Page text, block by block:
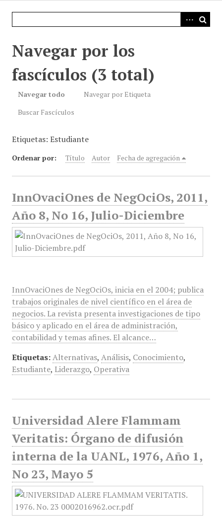
Navegar por los
fascículos (3 total)
Navegar todo
Navegar por Etiqueta
Buscar Fascículos
Etiquetas: Estudiante
Ordenar por: Título Autor Fecha de agregación
InnOvaciOnes de NegOciOs, 2011,
Año 8, No 16, Julio-Diciembre
InnOvaciOnes de NegOciOs, inicia en el 2004; publica
trabajos originales de nivel científico en el área de
negocios. La revista presenta investigaciones de tipo
básico y aplicado en el área de administración,
contabilidad y temas afines. El alcance…
Etiquetas: Alternativas, Análisis, Conocimiento,
Estudiante, Liderazgo, Operativa
Universidad Alere Flammam
Veritatis: Órgano de difusión
interna de la UANL, 1976, Año 1,
No 23, Mayo 5